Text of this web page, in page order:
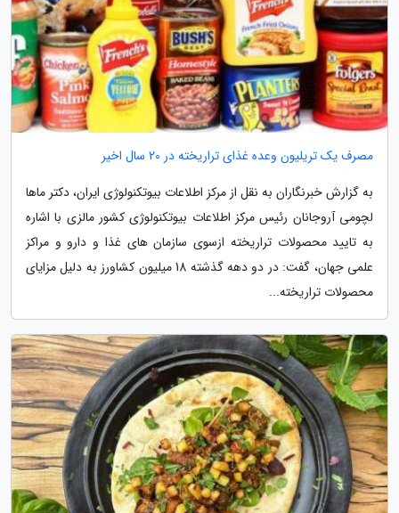
مصرف یک تریلیون وعده غذای تراریخته در 20 سال اخیر
به گزارش خبرنگاران به نقل از مرکز اطلاعات بیوتکنولوژی ایران، دکتر ماها
لچومی آروجانان رئیس مرکز اطلاعات بیوتکنولوژی کشور مالزی با اشاره
به تایید محصولات تراریخته ازسوی سازمان های غذا و دارو و مراکز
علمی جهان، گفت: در دو دهه گذشته 18 میلیون کشاورز به دلیل مزایای
محصولات تراریخته...